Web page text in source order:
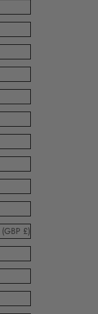
Georgia del Sud e Sandwich australi (GBP £)